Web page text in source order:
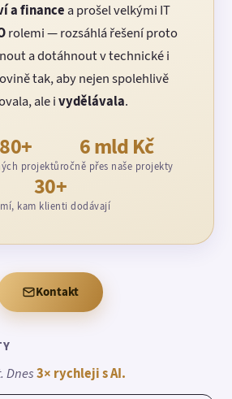
a finance a prošel velkými IT
rolemi — rozsáhlá řešení proto
a dotáhnout v technické i
tak, aby nejen spolehlivě
ale ivydělávala.
80+
projektů
6 mld Kč
ročně přes naše projekty
30+
kam klienti dodávají
Kontakt
Dnes3× rychleji s AI.